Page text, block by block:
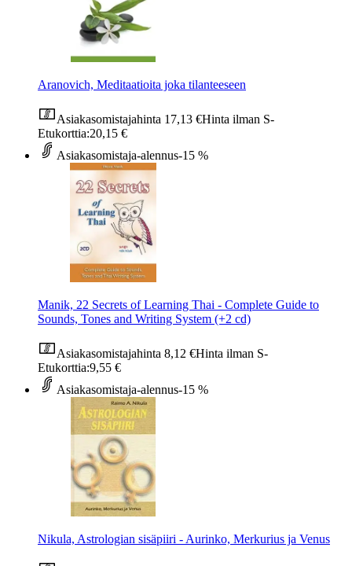
Aranovich, Meditaatioita joka tilanteeseen
Asiakasomistajahinta 17,13 €Hinta ilman S-
Etukorttia:20,15 €
Asiakasomistaja-alennus-15 %
Manik, 22 Secrets of Learning Thai - Complete Guide to
Sounds, Tones and Writing System (+2 cd)
Asiakasomistajahinta 8,12 €Hinta ilman S-
Etukorttia:9,55 €
Asiakasomistaja-alennus-15 %
Nikula, Astrologian sisäpiiri - Aurinko, Merkurius ja Venus